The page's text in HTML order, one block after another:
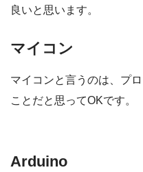
良いと思います。
マイコン
マイコンと言うのは、プ
ことだと思ってOKです。
Arduino